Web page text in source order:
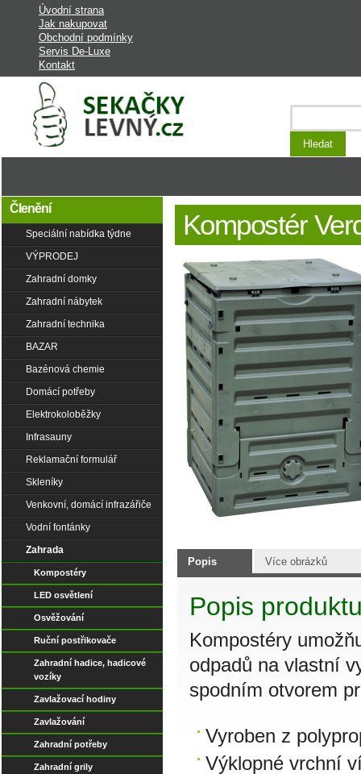
Úvodní strana
Jak nakupovat
Obchodní podmínky
Servis De-Luxe
Kontakt
Laciná Zahrada - stroje a vybavení na
zahradu
Členění
Speciální nabídka týdne
VÝPRODEJ
Zahradní domky
Zahradní nábytek
Zahradní technika
BAZAR
Bazénová chemie
Domácí potřeby
Elektrokoloběžky
Infrasauny
Reklamační formulář
Skleníky
Venkovní, domácí infrazářiče
Vodní fontánky
Zahrada
Kompostéry
LED osvětlení
Osvěžování
Ruční postřikovače
Zahradní hadice, hadicové
vozíky
Zavlažovací hodiny
Zavlažování
Zahradní potřeby
Zahradní grily
Kompostér
Popis Více obrázků
Popis
Kompostéry
odpadů na vlastní
spodním otvorem
Vyroben z
Výklopné vrchní